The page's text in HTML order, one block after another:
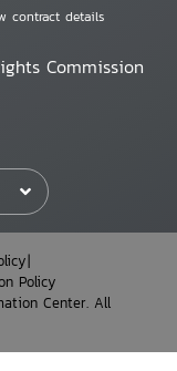
contract details
Commission
Policy
Center. All